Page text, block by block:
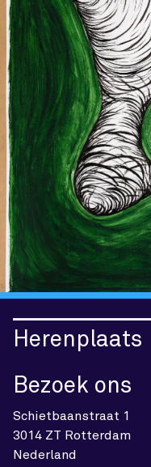
Herenplaats
Bezoek ons
Schietbaanstraat 1
3014 ZT Rotterdam
Nederland